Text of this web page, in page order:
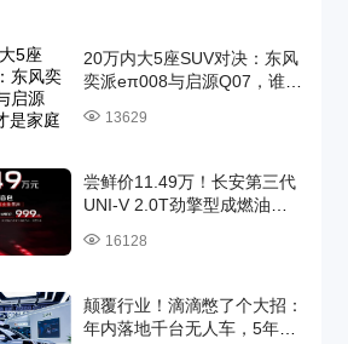
20万内大5座SUV对决：东风
奕派eπ008与启源Q07，谁才
13629
尝鲜价11.49万！长安第三代
UNI-V 2.0T劲擎型成燃油轿
16128
颠覆行业！滴滴憋了个大招：
年内落地千台无人车，5年百